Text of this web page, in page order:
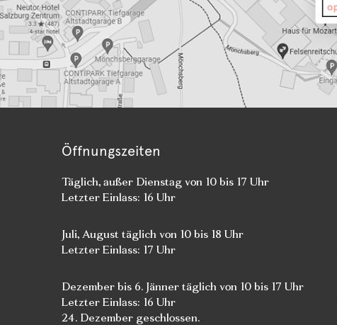
Öffnungszeiten
Täglich, außer Dienstag von 10 bis 17 Uhr
Letzter Einlass: 16 Uhr
Juli, August täglich von 10 bis 18 Uhr
Letzter Einlass: 17 Uhr
Dezember bis 6. Jänner täglich von 10 bis 17 Uhr
Letzter Einlass: 16 Uhr
24. Dezember geschlossen.